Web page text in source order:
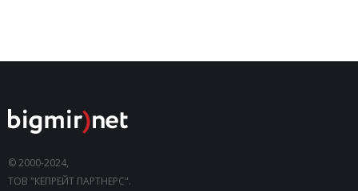
© 2000-2024,
ТОВ "КЕПРЕЙТ ПАРТНЕРС".